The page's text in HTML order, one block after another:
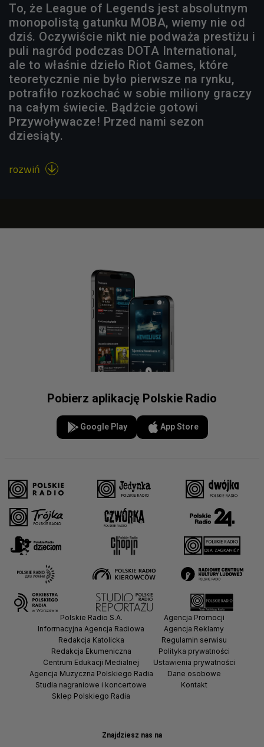
To, że League of Legends jest absolutnym
monopolistą gatunku MOBA, wiemy nie od
dziś. Oczywiście nikt nie podważa prestiżu i
puli nagród podczas DOTA International,
ale to właśnie dzieło Riot Games, które
teoretycznie nie było pierwsze na rynku,
potrafiło rozkochać w sobie miliony graczy
na całym świecie. Bądźcie gotowi
Przywoływacze! Przed nami sezon
dziesiąty.
rozwiń 
Pobierz aplikację Polskie Radio
Google Play App Store
Znajdziesz nas na
Polskie Radio S.A.
Informacyjna Agencja Radiowa
Redakcja Katolicka
Redakcja Ekumeniczna
Centrum Edukacji Medialnej
Agencja Muzyczna Polskiego Radia
Studia nagraniowe i koncertowe
Sklep Polskiego Radia
Agencja Promocji
Agencja Reklamy
Regulamin serwisu
Polityka prywatności
Ustawienia prywatności
Dane osobowe
Kontakt